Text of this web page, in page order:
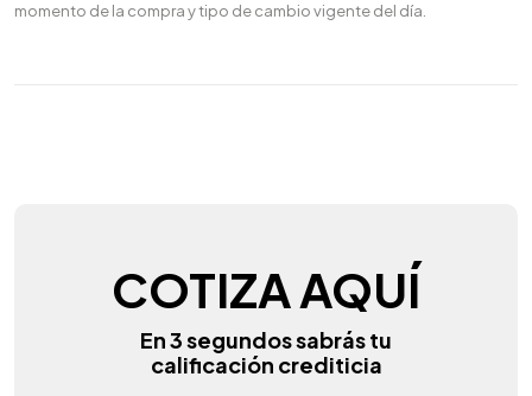
momento de la compra y tipo de cambio vigente del día.
COTIZA AQUÍ
En 3 segundos sabrás tu
calificación crediticia